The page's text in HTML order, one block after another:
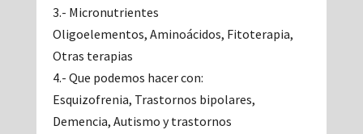
3.- Micronutrientes
Oligoelementos, Aminoácidos, Fitoterapia,
Otras terapias
4.- Que podemos hacer con:
Esquizofrenia, Trastornos bipolares,
Demencia, Autismo y trastornos